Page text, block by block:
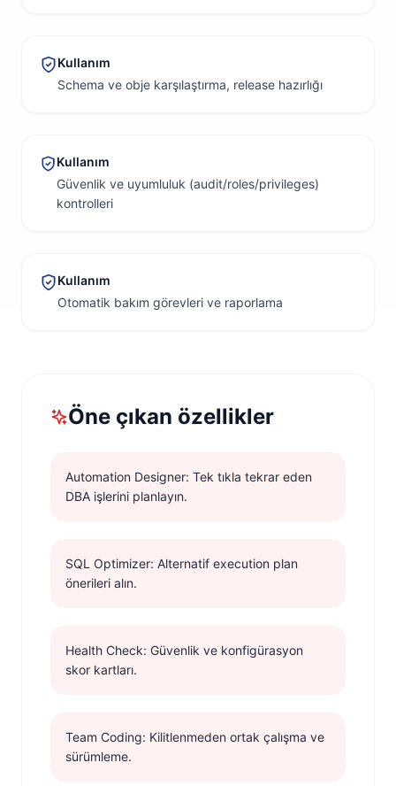
Kullanım
Schema ve obje karşılaştırma, release hazırlığı
Kullanım
Güvenlik ve uyumluluk (audit/roles/privileges)
kontrolleri
Kullanım
Otomatik bakım görevleri ve raporlama
Öne çıkan özellikler
Automation Designer: Tek tıkla tekrar eden
DBA işlerini planlayın.
SQL Optimizer: Alternatif execution plan
önerileri alın.
Health Check: Güvenlik ve konfigürasyon
skor kartları.
Team Coding: Kilitlenmeden ortak çalışma ve
sürümleme.